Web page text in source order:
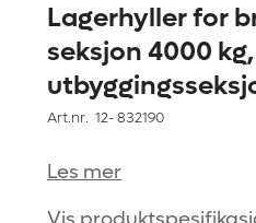
Lagerhyller for
seksjon 4000 kg,
Art.nr. 12-832190
Les mer